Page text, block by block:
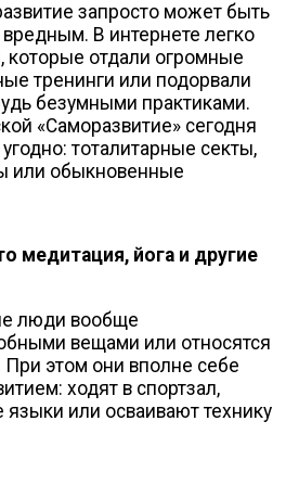
запросто может быть
В интернете легко
которые отдали огромные
тренинги или подорвали
безумными практиками.
«Саморазвитие» сегодня
тоталитарные секты,
или обыкновенные
медитация, йога и другие
люди вообще
вещами или относятся
этом они вполне себе
ходят в спортзал,
или осваивают технику